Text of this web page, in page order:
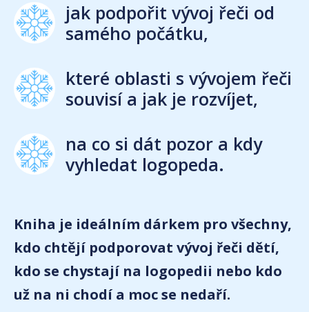
jak podpořit vývoj řeči od
samého počátku,
které oblasti s vývojem řeči
souvisí a jak je rozvíjet,
na co si dát pozor a kdy
vyhledat logopeda.
Kniha je ideálním dárkem pro všechny,
kdo chtějí podporovat vývoj řeči dětí,
kdo se chystají na logopedii nebo kdo
už na ni chodí a moc se nedaří.